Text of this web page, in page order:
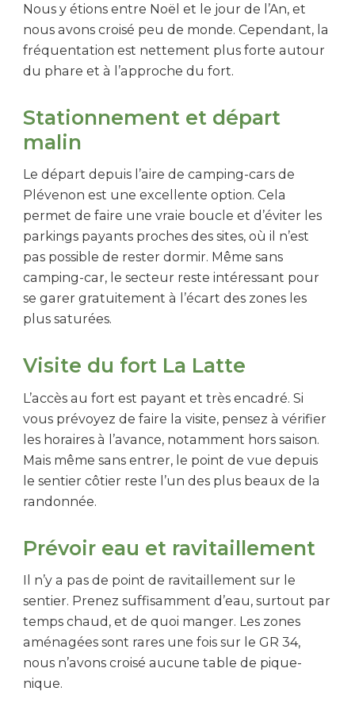
Nous y étions entre Noël et le jour de l’An, et
nous avons croisé peu de monde. Cependant, la
fréquentation est nettement plus forte autour
du phare et à l’approche du fort.
Stationnement et départ
malin
Le départ depuis l’aire de camping-cars de
Plévenon est une excellente option. Cela
permet de faire une vraie boucle et d’éviter les
parkings payants proches des sites, où il n’est
pas possible de rester dormir. Même sans
camping-car, le secteur reste intéressant pour
se garer gratuitement à l’écart des zones les
plus saturées.
Visite du fort La Latte
L’accès au fort est payant et très encadré. Si
vous prévoyez de faire la visite, pensez à vérifier
les horaires à l’avance, notamment hors saison.
Mais même sans entrer, le point de vue depuis
le sentier côtier reste l’un des plus beaux de la
randonnée.
Prévoir eau et ravitaillement
Il n’y a pas de point de ravitaillement sur le
sentier. Prenez suffisamment d’eau, surtout par
temps chaud, et de quoi manger. Les zones
aménagées sont rares une fois sur le GR 34,
nous n’avons croisé aucune table de pique-
nique.